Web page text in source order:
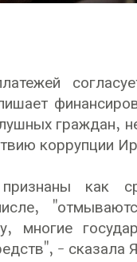
граждан,
коррупции
как
многие
- сказала